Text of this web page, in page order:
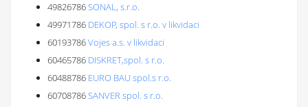
49826786SONAL, s.r.o.
49971786 DEKOP, spol. s r.o. v likvidaci
60193786Vojes a.s. v likvidaci
60465786 DISKRET,spol. s r.o.
60488786 EURO BAU spol.s r.o.
60708786SANVER spol. s r.o.